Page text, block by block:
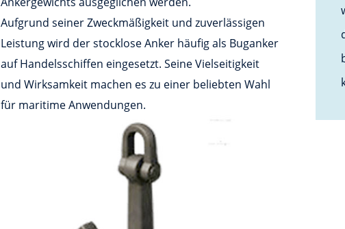
Aufgrund seiner Zweckmäßigkeit und zuverlässigen
Leistung wird der stocklose Anker häufig als Buganker
auf Handelsschiffen eingesetzt. Seine Vielseitigkeit
und Wirksamkeit machen es zu einer beliebten Wahl
für maritime Anwendungen.